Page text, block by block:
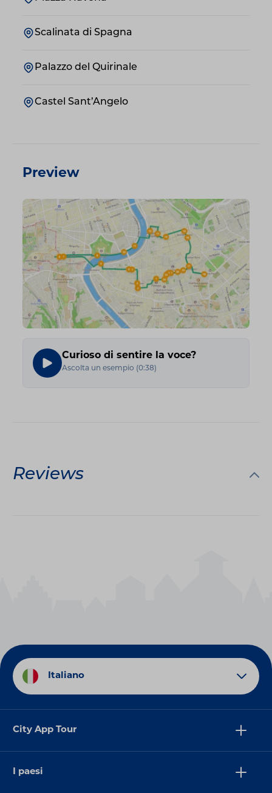
Scalinata di Spagna
Palazzo del Quirinale
Castel Sant’Angelo
Preview
Curioso di sentire la voce?
Ascolta un esempio (0:38)
Reviews
Italiano
City App Tour
I paesi